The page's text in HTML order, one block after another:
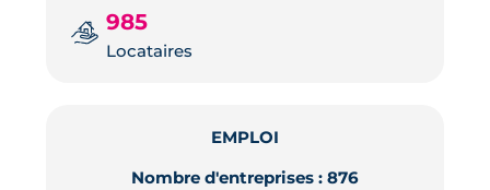
985
Locataires
EMPLOI
Nombre d'entreprises : 876